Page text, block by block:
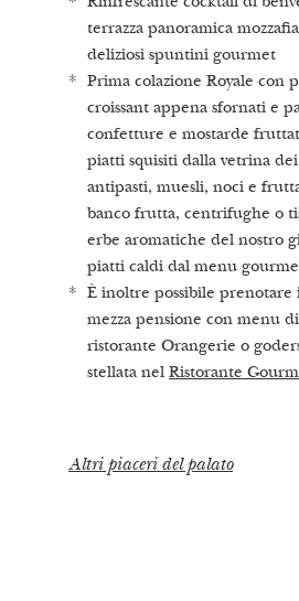
terrazza panoramica
deliziosi spuntini gourmet
Prima colazione Royale con
croissant appena sfornati e
confetture e mostarde
piatti squisiti dalla vetrina
antipasti, muesli, noci e
banco frutta, centrifughe o
erbe aromatiche del nostro
piatti caldi dal menu
È inoltre possibile
mezza pensione con menu
ristorante Orangerie o
stellata nelRistorante
Altri piaceri del palato
Castellum Natura
Sauna finlandese, biosauna
cabina a raggi infrarossi
saune su richiesta)
Oasi di relax & lounge delle
infusi di erbe medicinali
di pietre preziose
1.000 m² a disposizione di
Piscina all’aperto riscaldata e
con vista sui vigneti
Acqua di sorgente fresca e
nostra fontana
I nostri highlight